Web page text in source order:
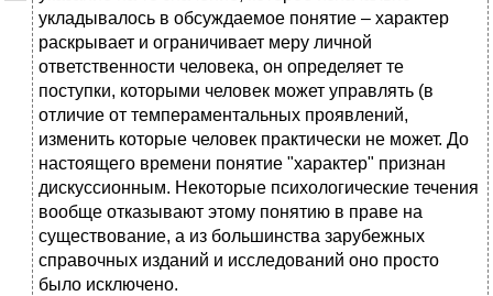
укладывалось в обсуждаемое понятие – характер
раскрывает и ограничивает меру личной
ответственности человека, он определяет те
поступки, которыми человек может управлять (в
отличие от темпераментальных проявлений,
изменить которые человек практически не может. До
настоящего времени понятие "характер" признан
дискуссионным. Некоторые психологические течения
вообще отказывают этому понятию в праве на
существование, а из большинства зарубежных
справочных изданий и исследований оно просто
было исключено.